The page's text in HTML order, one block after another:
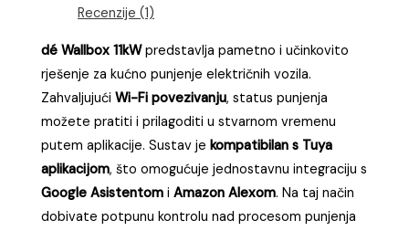
Recenzije (1)
dé Wallbox 11kWpredstavlja pametno i učinkovito
rješenje za kućno punjenje električnih vozila.
ZahvaljujućiWi-Fi povezivanju, status punjenja
možete pratiti i prilagoditi u stvarnom vremenu
putem aplikacije. Sustav jekompatibilan s Tuya
aplikacijom, što omogućuje jednostavnu integraciju s
Google Asistentom iAmazon Alexom. Na taj način
dobivate potpunu kontrolu nad procesom punjenja